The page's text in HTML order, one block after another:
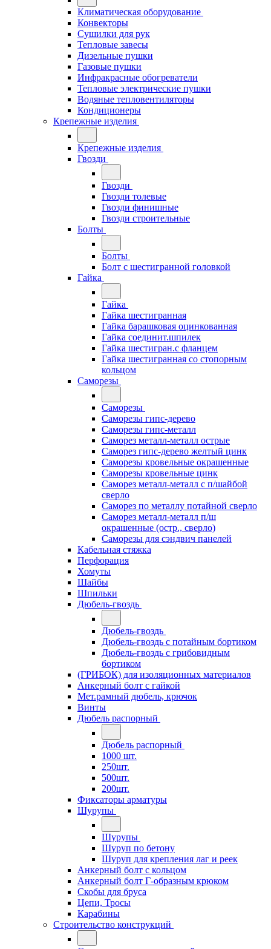
Климатическая оборудование
Конвекторы
Сушилки для рук
Тепловые завесы
Дизельные пушки
Газовые пушки
Инфракрасные обогреватели
Тепловые электрические пушки
Водяные тепловентиляторы
Кондиционеры
Крепежные изделия
Крепежные изделия
Гвозди
Гвозди
Гвозди толевые
Гвозди финишные
Гвозди строительные
Болты
Болты
Болт с шестигранной головкой
Гайка
Гайка
Гайка шестигранная
Гайка барашковая оцинкованная
Гайка соединит.шпилек
Гайка шестигран.с фланцем
Гайка шестигранная со стопорным
кольцом
Саморезы
Саморезы
Саморезы гипс-дерево
Саморезы гипс-металл
Саморез металл-металл острые
Саморез гипс-дерево желтый цинк
Саморезы кровельные окрашенные
Саморезы кровельные цинк
Саморез металл-металл с п/шайбой
сверло
Саморез по металлу потайной сверло
Саморез металл-металл п/ш
окрашенные (остр., сверло)
Саморезы для сэндвич панелей
Кабельная стяжка
Перфорация
Хомуты
Шайбы
Шпильки
Дюбель-гвоздь
Дюбель-гвоздь
Дюбель-гвоздь с потайным бортиком
Дюбель-гвоздь с грибовидным
бортиком
(ГРИБОК) для изоляционных материалов
Анкерный болт с гайкой
Мет.рамный дюбель, крючок
Винты
Дюбель распорный
Дюбель распорный
1000 шт.
250шт.
500шт.
200шт.
Фиксаторы арматуры
Шурупы
Шурупы
Шуруп по бетону
Шуруп для крепления лаг и реек
Анкерный болт с кольцом
Анкерный болт Г-образным крюком
Скобы для бруса
Цепи, Тросы
Карабины
Строительство конструкций